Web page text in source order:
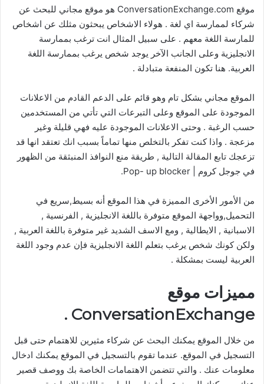
موقع ConversationExchange.com هو موقع مجاني للبحث عن
شركاء لممارسة اي لغة . هولاء الاشخاص يبحثون مثلك عن اشخاص
للمارسة اللغة معهم . على سبيل المثال انت ترغب بممارسة
الانجليزية وعلى الجانب الآخر يوجد شخص يرغب بممارسة اللغة
العربية. هنا تكون المنفعة متبادلة .
الموقع مجاني بشكل تام وهو قائم على الدعم القادم من الاعلانات
الموجودة على الموقع وعلى التبرعات التي تأتي من المستخدمين
حسب الرغبة . وحتى الاعلانات الموجودة عليه فهي قليلة وغير
مزعجة . واذا كنت تفكر بالتخلص منها تماماً بسبب انك تعتقد انها قد
تزعجك تابع المقالة التالية , طريقة منع النوافذ المنبثقة من الظهور
في جوجل كروم | Pop- up blocker.
من الأمور الأخرى المميزة في هذا الموقع أنه بسيط,سريع في
التحميل,وواجهة الموقع متوفرة باللغة الانجليزية , الفرنسية ,
الاسبانية , الايطالية , ومع الاسف الشديد غير متوفرة باللغة العربية ,
ولكن كونك شخص يرغب بتعلم اللغة الانجليزية فإن عدم وجود اللغة
العربية ليست بمشكلة .
مميزات موقع
ConversationExchange .
من خلال الموقع يمكنك البحث عن شركاء مثيرين للاهتمام حتى قبل
التسجيل في الموقع. عندما تقوم بالتسجيل في الموقع يمكنك ادخال
معلومات عنك . والتي تتضمن الاهتمامات الخاصة بك ووصف قصير